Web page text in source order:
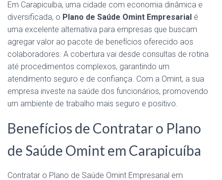
Em Carapicuíba, uma cidade com economia dinâmica e
diversificada, o Plano de Saúde Omint Empresarial é
uma excelente alternativa para empresas que buscam
agregar valor ao pacote de benefícios oferecido aos
colaboradores. A cobertura vai desde consultas de rotina
até procedimentos complexos, garantindo um
atendimento seguro e de confiança. Com a Omint, a sua
empresa investe na saúde dos funcionários, promovendo
um ambiente de trabalho mais seguro e positivo.
Benefícios de Contratar o Plano
de Saúde Omint em Carapicuíba
Contratar o Plano de Saúde Omint Empresarial em